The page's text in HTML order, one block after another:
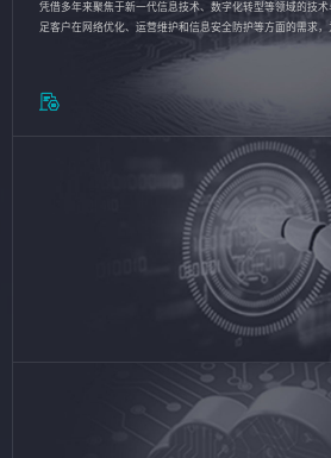
凭借多年来聚焦于新一代信息技术、数字化转型等领域的技
足客户在网络优化、运营维护和信息安全防护等方面的需求